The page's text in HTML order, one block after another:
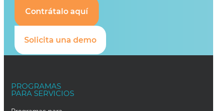
Contrátalo aquí
Solicita una demo
PROGRAMAS
PARA SERVICIOS